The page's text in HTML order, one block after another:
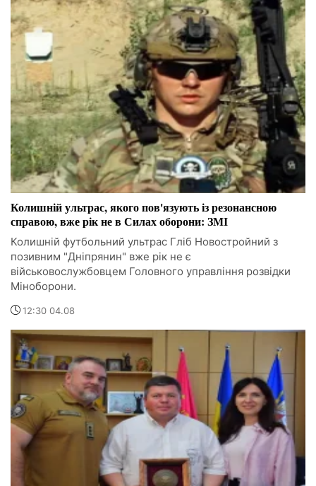
Колишній ультрас, якого пов'язують із резонансною
справою, вже рік не в Силах оборони: ЗМІ
Колишній футбольний ультрас Гліб Новостройний з
позивним "Дніпрянин" вже рік не є
військовослужбовцем Головного управління розвідки
Міноборони.
12:30 04.08